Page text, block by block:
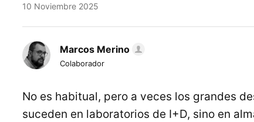
10 Noviembre 2025
Marcos Merino
Colaborador
No es habitual, pero a veces los grandes
suceden en laboratorios de I+D, sino en